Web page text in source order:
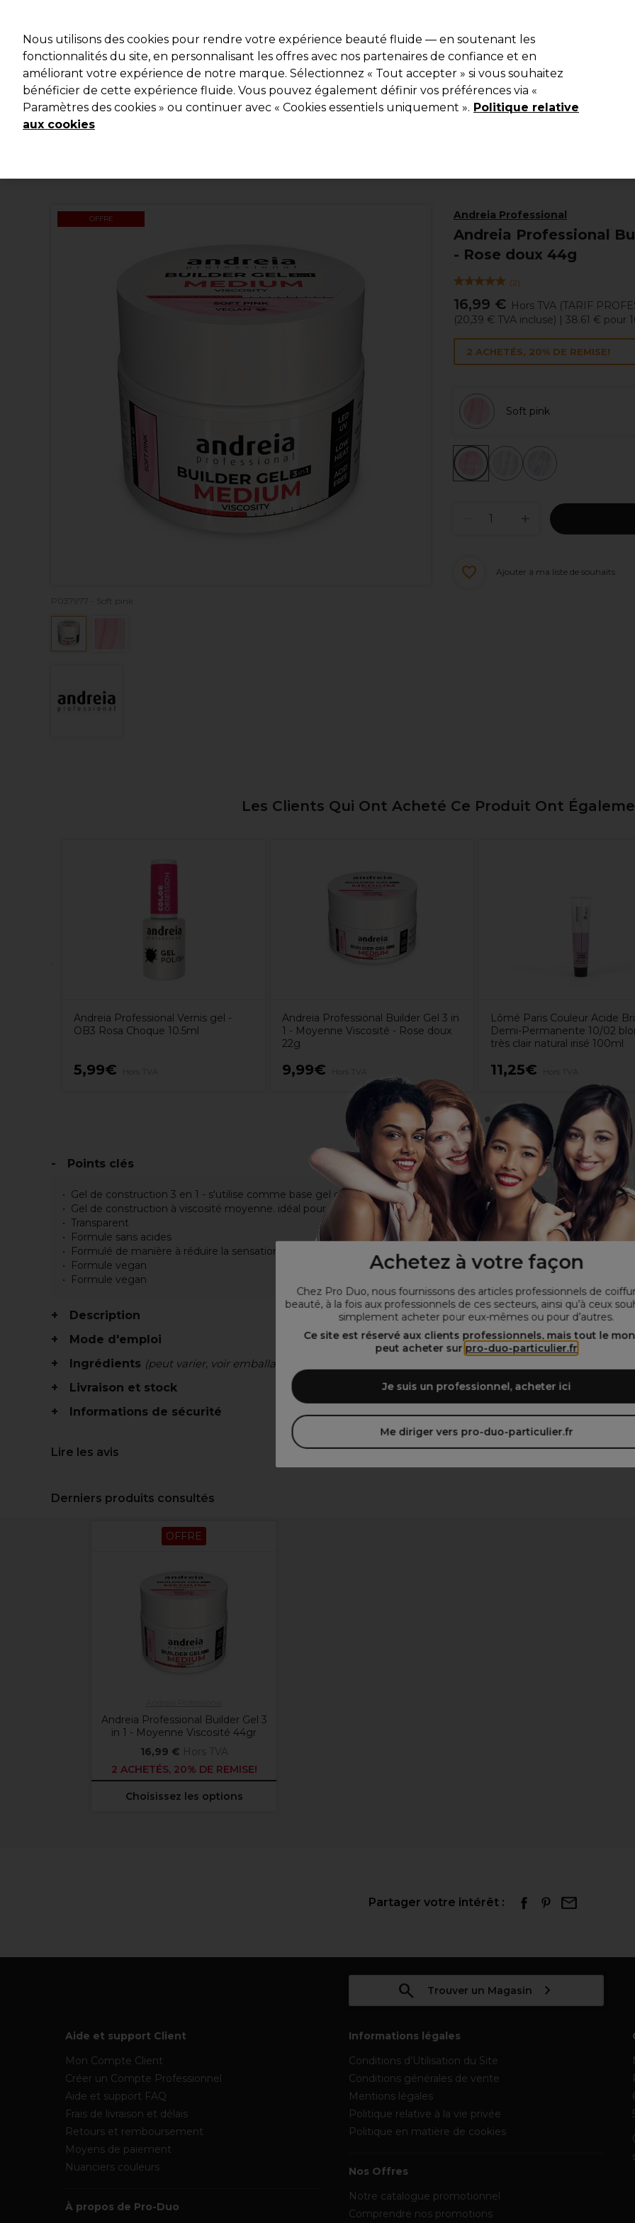
Achetez à votre façon
Chez Pro Duo, nous fournissons des articles professionnels de
beauté, à la fois aux professionnels de ces secteurs, ainsi qu’à ceux
simplement acheter pour eux-mêmes ou pour d’autres.
Ce site est réservé aux clients professionnels, mais tout le
peut acheter sur pro-duo-particulier.fr
Je suis un professionnel, acheter ici
Me diriger vers pro-duo-particulier.fr
Rechercher
Marques Bons plans Coiffure Electro et Matériel Equipement de salon Beauté Hommes Les
Livraison et délais
Andreia Professional
Andreia Professional
- Rose doux 44g
(2)
16,99 € Hors TVA (TARIF
(20,39 € TVA incluse) | 38.61 € pour
OFFRE
P037977 - Soft pink
2 ACHETÉS, 20% DE REMISE!
Soft pink
Ajouter à ma liste de souhaits
Les Clients Qui Ont Acheté Ce Produit Ont
Andreia Professional Vernis gel -
OB3 Rosa Choque 10.5ml
5,99€
Andreia Professional Builder Gel 3 in
1 - Moyenne Viscosité - Rose doux
22g
9,99€
Lômé Paris Couleur Acide
Demi-Permanente 10/02
très clair natural irisé 100ml
11,25€
Points clés
Gel de construction 3 en 1 - s'utilise comme base gel de construction et top coat
Gel de construction à viscosité moyenne. idéal pour fortifier les ongles et créer des extensions au look naturel
Transparent
Formule sans acides
Formulé de manière à réduire la sensation de chaleur pendant la catalysation
Formule vegan
Formule vegan
Description
Mode d'emploi
Ingrédients (peut varier, voir emballage)
Livraison et stock
Informations de sécurité
Lire les avis
Derniers produits consultés
OFFRE
Andreia Professional Builder Gel 3
in 1 - Moyenne Viscosité 44gr
16,99 € Hors TVA
2 ACHETÉS, 20% DE REMISE!
Choisissez les options
Partager votre intérêt :
Trouver un Magasin
Aide et support Client
Mon Compte Client
Créer un Compte Professionnel
Aide et support FAQ
Frais de livraison et délais
Retours et remboursement
Moyens de paiement
Nuanciers couleurs
À propos de Pro-Duo
Informations légales
Conditions d’Utilisation du Site
Conditions générales de vente
Mentions légales
Politique relative à la vie privée
Politique en matière de cookies
Nos Offres
Notre catalogue promotionnel
Comprendre nos promotions
Nous utilisons des cookies pour rendre votre expérience beauté fluide — en soutenant les
fonctionnalités du site, en personnalisant les offres avec nos partenaires de confiance et en
améliorant votre expérience de notre marque. Sélectionnez « Tout accepter » si vous souhaitez
bénéficier de cette expérience fluide. Vous pouvez également définir vos préférences via «
Paramètres des cookies » ou continuer avec « Cookies essentiels uniquement ». Politique relative
aux cookies